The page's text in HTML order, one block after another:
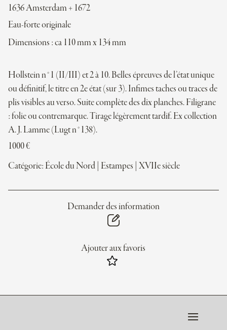
1636 Amsterdam + 1672
Eau-forte originale
Dimensions : ca 110 mm x 134 mm
Hollstein n°1 (II/III) et 2 à 10. Belles épreuves de l’état unique
ou définitif, le titre en 2e état (sur 3). Infimes taches ou traces de
plis visibles au verso. Suite complète des dix planches. Filigrane
: folie ou contremarque. Tirage légèrement tardif. Ex collection
A. J. Lamme (Lugt n°138).
1000€
Catégorie: École du Nord Estampes XVIIe siècle
Demander des information
Ajouter aux favoris